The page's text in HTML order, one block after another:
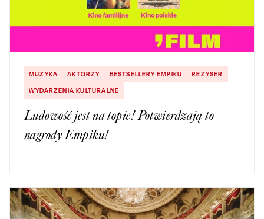
MUZYKA AKTORZY BESTSELLERY EMPIKU
REZYSER
WYDARZENIA KULTURALNE
Ludowość jest na topie! Potwierdzają to
nagrody Empiku!